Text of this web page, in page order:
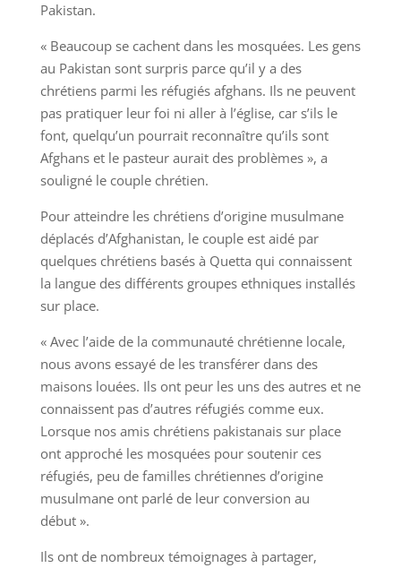
Pakistan.
« Beaucoup se cachent dans les mosquées. Les gens
au Pakistan sont surpris parce qu’il y a des
chrétiens parmi les réfugiés afghans. Ils ne peuvent
pas pratiquer leur foi ni aller à l’église, car s’ils le
font, quelqu’un pourrait reconnaître qu’ils sont
Afghans et le pasteur aurait des problèmes », a
souligné le couple chrétien.
Pour atteindre les chrétiens d’origine musulmane
déplacés d’Afghanistan, le couple est aidé par
quelques chrétiens basés à Quetta qui connaissent
la langue des différents groupes ethniques installés
sur place.
« Avec l’aide de la communauté chrétienne locale,
nous avons essayé de les transférer dans des
maisons louées. Ils ont peur les uns des autres et ne
connaissent pas d’autres réfugiés comme eux.
Lorsque nos amis chrétiens pakistanais sur place
ont approché les mosquées pour soutenir ces
réfugiés, peu de familles chrétiennes d’origine
musulmane ont parlé de leur conversion au
début ».
Ils ont de nombreux témoignages à partager,